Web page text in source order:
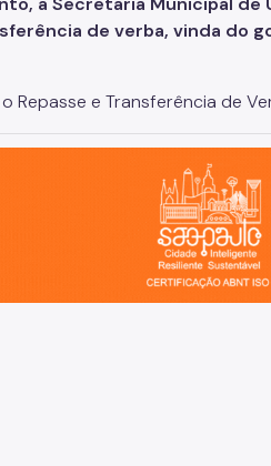
de verba, vinda do
Repasse e Transferência de
inteligente, resiliente e